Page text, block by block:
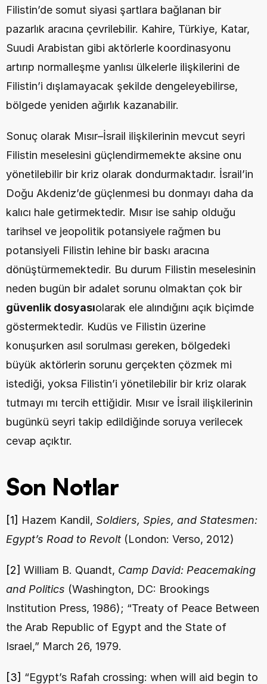
Filistin’de somut siyasi şartlara bağlanan bir
pazarlık aracına çevrilebilir. Kahire, Türkiye, Katar,
Suudi Arabistan gibi aktörlerle koordinasyonu
artırıp normalleşme yanlısı ülkelerle ilişkilerini de
Filistin’i dışlamayacak şekilde dengeleyebilirse,
bölgede yeniden ağırlık kazanabilir.
Sonuç olarak Mısır–İsrail ilişkilerinin mevcut seyri
Filistin meselesini güçlendirmemekte aksine onu
yönetilebilir bir kriz olarak dondurmaktadır. İsrail’in
Doğu Akdeniz’de güçlenmesi bu donmayı daha da
kalıcı hale getirmektedir. Mısır ise sahip olduğu
tarihsel ve jeopolitik potansiyele rağmen bu
potansiyeli Filistin lehine bir baskı aracına
dönüştürmemektedir. Bu durum Filistin meselesinin
güvenlik dosyasıolarak ele alındığını açık biçimde
göstermektedir. Kudüs ve Filistin üzerine
konuşurken asıl sorulması gereken, bölgedeki
büyük aktörlerin sorunu gerçekten çözmek mi
istediği, yoksa Filistin’i yönetilebilir bir kriz olarak
tutmayı mı tercih ettiğidir. Mısır ve İsrail ilişkilerinin
bugünkü seyri takip edildiğinde soruya verilecek
cevap açıktır.
Son Notlar
[1] Hazem Kandil, Soldiers, Spies, and Statesmen:
Egypt’s Road to Revolt (London: Verso, 2012)
[2] William B. Quandt, Camp David: Peacemaking
and Politics (Washington, DC: Brookings
Institution Press, 1986); “Treaty of Peace Between
the Arab Republic of Egypt and the State of
Israel,” March 26, 1979.
[3] “Egypt’s Rafah crossing: when will aid begin to